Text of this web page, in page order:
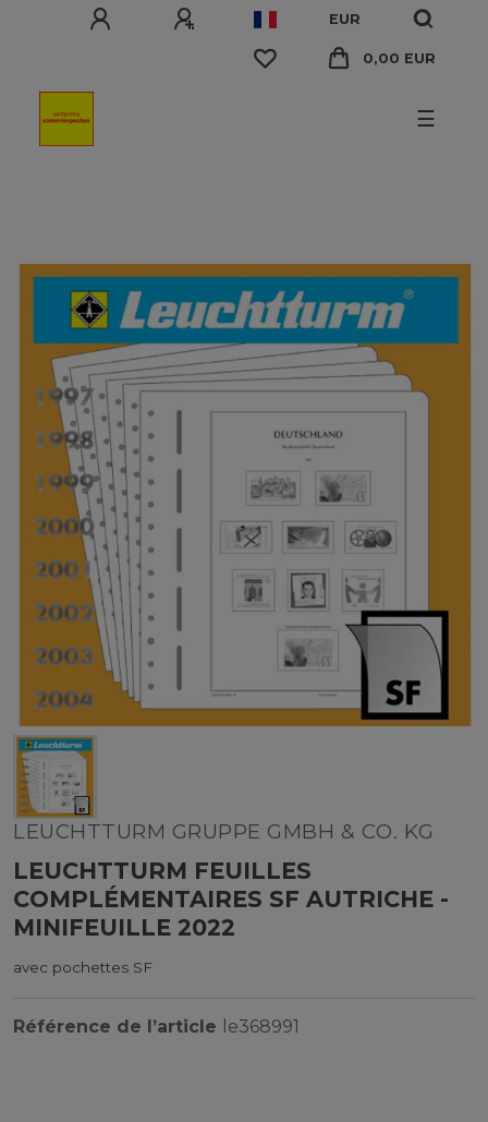
EUR
0,00 EUR
☰
LEUCHTTURM GRUPPE GMBH & CO. KG
LEUCHTTURM FEUILLES
COMPLÉMENTAIRES SF AUTRICHE -
MINIFEUILLE 2022
avec pochettes SF
Référence de l’article le368991